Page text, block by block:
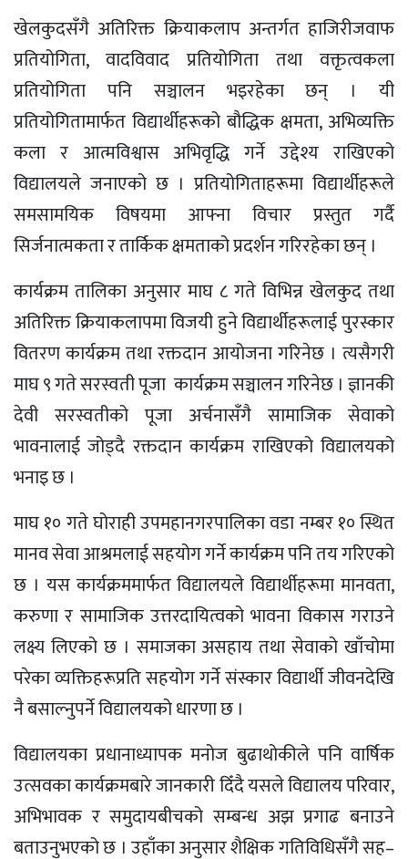
खेलकुदसँगै अतिरिक्त क्रियाकलाप अन्तर्गत हाजिरीजवाफ
प्रतियोगिता, वादविवाद प्रतियोगिता तथा वक्तृत्वकला
प्रतियोगिता पनि सञ्चालन भइरहेका छन् । यी
प्रतियोगितामार्फत विद्यार्थीहरूको बौद्धिक क्षमता, अभिव्यक्ति
कला र आत्मविश्वास अभिवृद्धि गर्ने उद्देश्य राखिएको
विद्यालयले जनाएको छ । प्रतियोगिताहरूमा विद्यार्थीहरूले
समसामयिक विषयमा आफ्ना विचार प्रस्तुत गर्दै
सिर्जनात्मकता र तार्किक क्षमताको प्रदर्शन गरिरहेका छन् ।
कार्यक्रम तालिका अनुसार माघ ८ गते विभिन्न खेलकुद तथा
अतिरिक्त क्रियाकलापमा विजयी हुने विद्यार्थीहरूलाई पुरस्कार
वितरण कार्यक्रम तथा रक्तदान आयोजना गरिनेछ । त्यसैगरी
माघ ९ गते सरस्वती पूजा कार्यक्रम सञ्चालन गरिनेछ । ज्ञानकी
देवी सरस्वतीको पूजा अर्चनासँगै सामाजिक सेवाको
भावनालाई जोड्दै रक्तदान कार्यक्रम राखिएको विद्यालयको
भनाइ छ ।
माघ १० गते घोराही उपमहानगरपालिका वडा नम्बर १० स्थित
मानव सेवा आश्रमलाई सहयोग गर्ने कार्यक्रम पनि तय गरिएको
छ । यस कार्यक्रममार्फत विद्यालयले विद्यार्थीहरूमा मानवता,
करुणा र सामाजिक उत्तरदायित्वको भावना विकास गराउने
लक्ष्य लिएको छ । समाजका असहाय तथा सेवाको खाँचोमा
परेका व्यक्तिहरूप्रति सहयोग गर्ने संस्कार विद्यार्थी जीवनदेखि
नै बसाल्नुपर्ने विद्यालयको धारणा छ ।
विद्यालयका प्रधानाध्यापक मनोज बुढाथोकीले पनि वार्षिक
उत्सवका कार्यक्रमबारे जानकारी दिँदै यसले विद्यालय परिवार,
अभिभावक र समुदायबीचको सम्बन्ध अझ प्रगाढ बनाउने
बताउनुभएको छ । उहाँका अनुसार शैक्षिक गतिविधिसँगै सह–